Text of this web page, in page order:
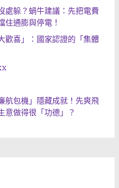
處躲？蝸牛建議：先把電費
住通膨與停電！
歡喜」：國家認證的「集體
航包機」隱藏成就！先爽飛
意做得很「功德」？